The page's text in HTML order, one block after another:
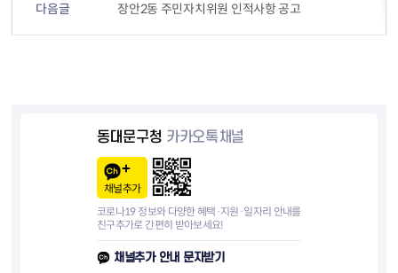
다음글 장안2동 주민자치위원 인적사항 공고
동대문구청 카카오톡채널
채널추가
코로나19 정보와 다양한 혜택·지원·일자리 안내를
친구추가로 간편히 받아보세요!
채널추가 안내 문자받기